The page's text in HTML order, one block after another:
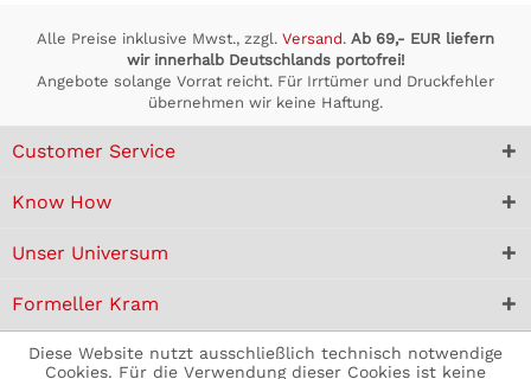
Alle Preise inklusive Mwst., zzgl. Versand. Ab 69,- EUR liefern
wir innerhalb Deutschlands portofrei!
Angebote solange Vorrat reicht. Für Irrtümer und Druckfehler
übernehmen wir keine Haftung.
Customer Service
Know How
Unser Universum
Formeller Kram
Diese Website nutzt ausschließlich technisch notwendige
Cookies. Für die Verwendung dieser Cookies ist keine